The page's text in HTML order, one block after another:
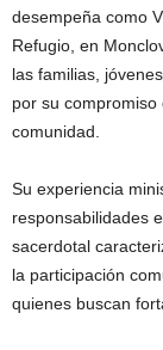
desempeña como
Refugio, en
las familias,
por su
comunidad.
Su experiencia
responsabilidades
sacerdotal
la participación
quienes buscan